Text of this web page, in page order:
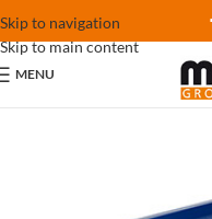
Skip to navigation
Skip to main content
MENU